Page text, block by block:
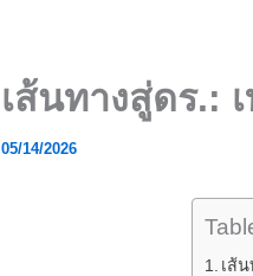
เส้นทางสู่ดร.:
05/14/2026
เส้